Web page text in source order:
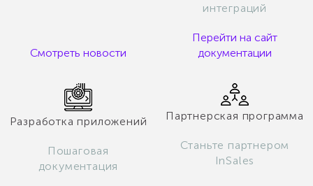
Смотреть новости
интеграций
Перейти на сайт
документации
Разработка приложений
Пошаговая
документация
Партнерская программа
Станьте партнером
InSales